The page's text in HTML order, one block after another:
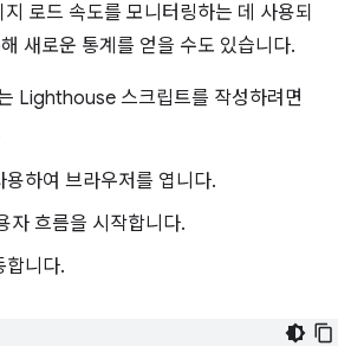
로드 속도를 모니터링하는 데 사용되
새로운 통계를 얻을 수도 있습니다.
Lighthouse 스크립트를 작성하려면
하여 브라우저를 엽니다.
흐름을 시작합니다.
합니다.